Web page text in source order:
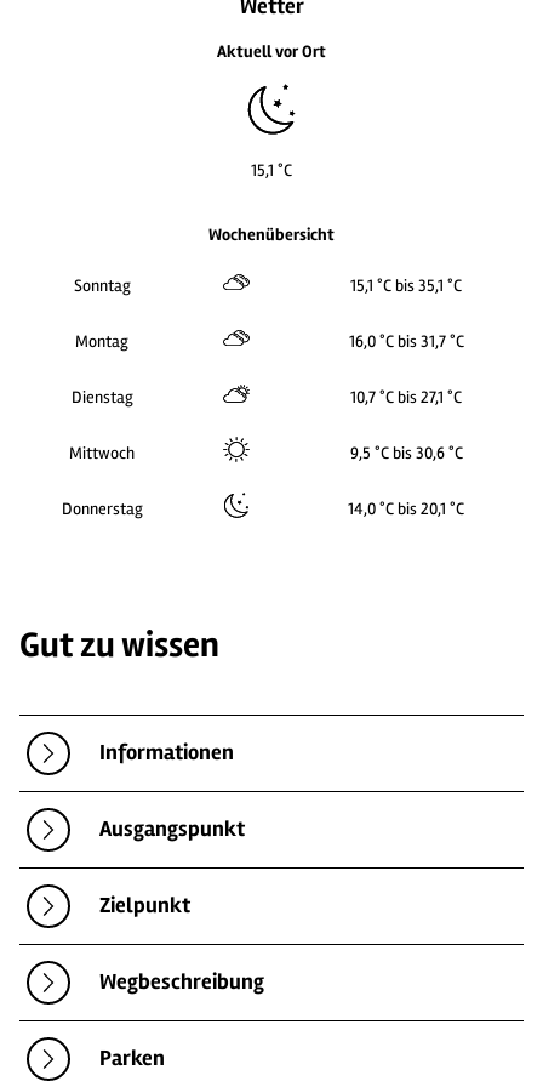
Wetter
Aktuell vor Ort
15,1 °C
Wochenübersicht
Sonntag 15,1 °C bis 35,1 °C
Montag 16,0 °C bis 31,7 °C
Dienstag 10,7 °C bis 27,1 °C
Mittwoch 9,5 °C bis 30,6 °C
Donnerstag 14,0 °C bis 20,1 °C
Gut zu wissen
Informationen
Ausgangspunkt
Zielpunkt
Wegbeschreibung
Parken